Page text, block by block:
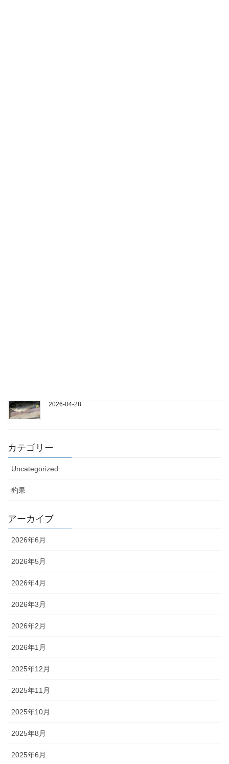
2026-04-28
カテゴリー
Uncategorized
釣果
アーカイブ
2026年6月
2026年5月
2026年4月
2026年3月
2026年2月
2026年1月
2025年12月
2025年11月
2025年10月
2025年8月
2025年6月